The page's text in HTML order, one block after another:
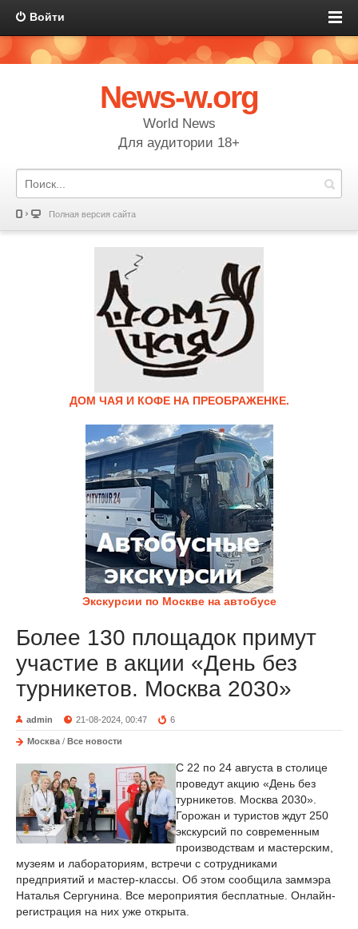
Войти
News-w.org
World News
Для аудитории 18+
Полная версия сайта
ДОМ ЧАЯ И КОФЕ НА ПРЕОБРАЖЕНКЕ.
Экскурсии по Москве на автобусе
Более 130 площадок примут
участие в акции «День без
турникетов. Москва 2030»
admin 21-08-2024, 00:47 6
Москва / Все новости
С 22 по 24 августа в столице
проведут акцию «День без
турникетов. Москва 2030».
Горожан и туристов ждут 250
экскурсий по современным
производствам и мастерским,
музеям и лабораториям, встречи с сотрудниками
предприятий и мастер-классы. Об этом сообщила заммэра
Наталья Сергунина. Все мероприятия бесплатные. Онлайн-
регистрация на них уже открыта.